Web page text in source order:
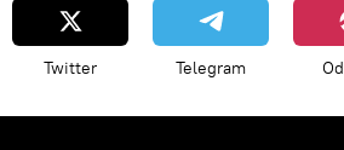
Twitter Telegram